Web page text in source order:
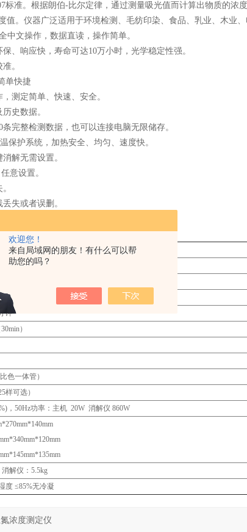
欢迎您！
来自局域网的朋友！有什么可以帮
助您的吗？
标准。根据朗伯-比尔定律，通过测量吸光值而计算出物质的浓
值。仪器广泛适用于环境检测、毛纺印染、食品、乳业、木业
中文操作，数据直读，操作简单。
、响应快，寿命可达10万小时，光学稳定性强。
。
单快捷
测定简单、快速、安全。
史数据。
完整检测数据，也可以连接电脑无限储存。
保护系统，加热安全、均匀、速度快。
解无需设置。
意设置。
失或者误删。
升级。
标
钟
）
色一体管）
样可选）
，50Hz功率：主机 20W 消解仪 860W
消解仪：5.5kg
度 ≤85%无冷凝